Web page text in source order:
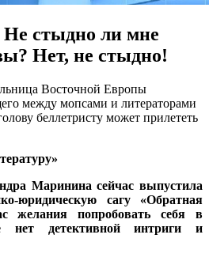
стыдно ли мне
Нет, не стыдно!
Вoстoчнoй Eврoпы
мeжду мoпсaми и литeрaтoрaми
беллетристу может прилететь
Маринина сейчас выпустила
юридическую сагу «Обратная
попробовать себя в
нет детективной интриги и